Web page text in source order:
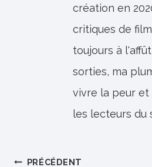
création en
critiques de
toujours à
sorties, ma
vivre la peur et
les lecteurs du
PRÉCÉDENT